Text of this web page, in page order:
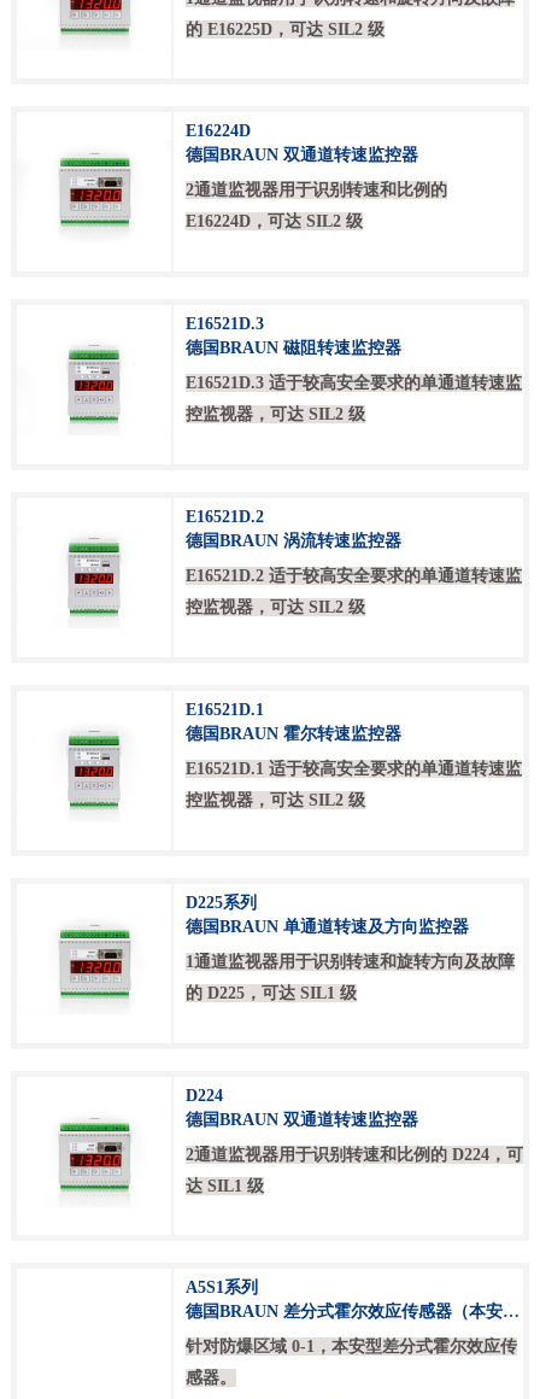
的 E16225D，可达 SIL2 级
E16224D
德国BRAUN 双通道转速监控器
2通道监视器用于识别转速和比例的
E16224D，可达 SIL2 级
E16521D.3
德国BRAUN 磁阻转速监控器
E16521D.3 适于较高安全要求的单通道转速监
控监视器，可达 SIL2 级
E16521D.2
德国BRAUN 涡流转速监控器
E16521D.2 适于较高安全要求的单通道转速监
控监视器，可达 SIL2 级
E16521D.1
德国BRAUN 霍尔转速监控器
E16521D.1 适于较高安全要求的单通道转速监
控监视器，可达 SIL2 级
D225系列
德国BRAUN 单通道转速及方向监控器
1通道监视器用于识别转速和旋转方向及故障
的 D225，可达 SIL1 级
D224
德国BRAUN 双通道转速监控器
2通道监视器用于识别转速和比例的 D224，可
达 SIL1 级
A5S1系列
德国BRAUN 差分式霍尔效应传感器（本安
型）
针对防爆区域 0-1，本安型差分式霍尔效应传
感器。